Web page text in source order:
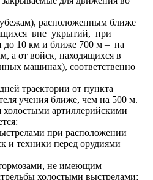
расположенным ближе
вне укрытий, при
до 10 км и ближе 700 м – на
а от войск, находящихся в
машинах), соответственно
траектории от пункта
учения ближе, чем на 500 м.
холостыми артиллерийскими
при расположении
и техники перед орудиями
не имеющим
холостыми выстрелами;